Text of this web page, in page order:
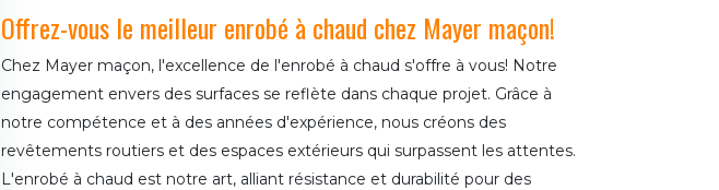
Offrez-vous le meilleur enrobé à chaud chez Mayer maçon!
Chez Mayer maçon, l'excellence de l'enrobé à chaud s'offre à vous! Notre
engagement envers des surfaces se reflète dans chaque projet. Grâce à
notre compétence et à des années d'expérience, nous créons des
revêtements routiers et des espaces extérieurs qui surpassent les attentes.
L'enrobé à chaud est notre art, alliant résistance et durabilité pour des